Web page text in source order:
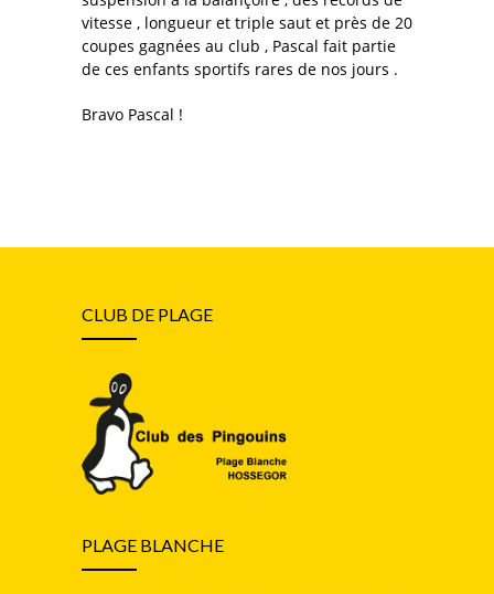
vitesse , longueur et triple saut et près de 20
coupes gagnées au club , Pascal fait partie
de ces enfants sportifs rares de nos jours .
Bravo Pascal !
CLUB DE PLAGE
PLAGE BLANCHE